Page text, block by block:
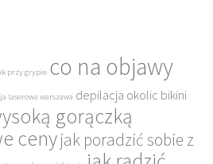
przy grypie co na objawy
laserowa warszawa depilacja okolic bikini
gorączką
cenyjak poradzić sobie z